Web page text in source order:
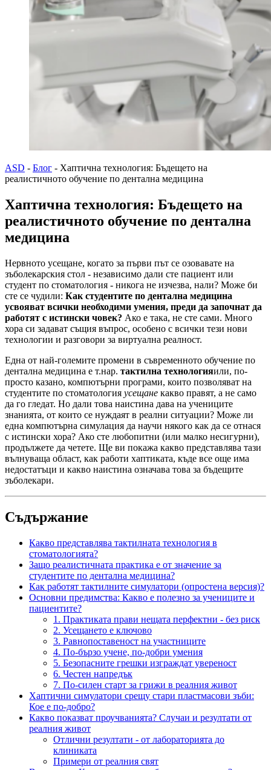
ASD - Блог - Хаптична технология: Бъдещето на
реалистичното обучение по дентална медицина
Хаптична технология: Бъдещето на
реалистичното обучение по дентална
медицина
Нервното усещане, когато за първи път се озовавате на
зъболекарския стол - независимо дали сте пациент или
студент по стоматология - никога не изчезва, нали? Може би
сте се чудили: Как студентите по дентална медицина
усвояват всички необходими умения, преди да започнат да
работят с истински човек? Ако е така, не сте сами. Много
хора си задават същия въпрос, особено с всички тези нови
технологии и разговори за виртуална реалност.
Една от най-големите промени в съвременното обучение по
дентална медицина е т.нар. тактилна технологияили, по-
просто казано, компютърни програми, които позволяват на
студентите по стоматология усещане какво правят, а не само
да го гледат. Но дали това наистина дава на учениците
знанията, от които се нуждаят в реални ситуации? Може ли
една компютърна симулация да научи някого как да се отнася
с истински хора? Ако сте любопитни (или малко несигурни),
продължете да четете. Ще ви покажа какво представлява тази
вълнуваща област, как работи хаптиката, къде все още има
недостатъци и какво наистина означава това за бъдещите
зъболекари.
Съдържание
Какво представлява тактилната технология в
стоматологията?
Защо реалистичната практика е от значение за
студентите по дентална медицина?
Как работят тактилните симулатори (опростена версия)?
Основни предимства: Какво е полезно за учениците и
пациентите?
1. Практиката прави нещата перфектни - без риск
2. Усещането е ключово
3. Равнопоставеност на участниците
4. По-бързо учене, по-добри умения
5. Безопасните грешки изграждат увереност
6. Честен напредък
7. По-силен старт за грижи в реалния живот
Хаптични симулатори срещу стари пластмасови зъби:
Кое е по-добро?
Какво показват проучванията? Случаи и резултати от
реалния живот
Отлични резултати - от лабораторията до
клиниката
Примери от реалния свят